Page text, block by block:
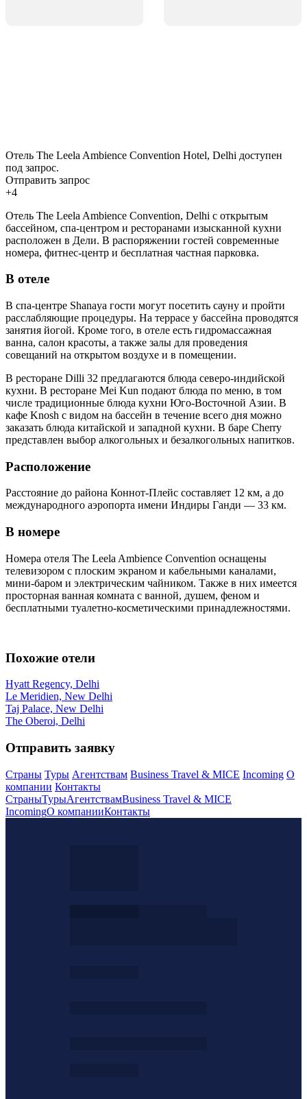
Отель The Leela Ambience Convention Hotel, Delhi доступен
под запрос.
Отправить запрос
+4
Отель The Leela Ambience Convention, Delhi с открытым
бассейном, спа-центром и ресторанами изысканной кухни
расположен в Дели. В распоряжении гостей современные
номера, фитнес-центр и бесплатная частная парковка.
В отеле
В спа-центре Shanaya гости могут посетить сауну и пройти
расслабляющие процедуры. На террасе у бассейна проводятся
занятия йогой. Кроме того, в отеле есть гидромассажная
ванна, салон красоты, а также залы для проведения
совещаний на открытом воздухе и в помещении.
В ресторане Dilli 32 предлагаются блюда северо-индийской
кухни. В ресторане Mei Kun подают блюда по меню, в том
числе традиционные блюда кухни Юго-Восточной Азии. В
кафе Knosh с видом на бассейн в течение всего дня можно
заказать блюда китайской и западной кухни. В баре Cherry
представлен выбор алкогольных и безалкогольных напитков.
Расположение
Расстояние до района Коннот-Плейс составляет 12 км, а до
международного аэропорта имени Индиры Ганди — 33 км.
В номере
Номера отеля The Leela Ambience Convention оснащены
телевизором с плоским экраном и кабельными каналами,
мини-баром и электрическим чайником. Также в них имеется
просторная ванная комната с ванной, душем, феном и
бесплатными туалетно-косметическими принадлежностями.
Похожие отели
Hyatt Regency, Delhi
Le Meridien, New Delhi
Taj Palace, New Delhi
The Oberoi, Delhi
Отправить заявку
Страны Туры Агентствам Business Travel & MICE Incoming О
компании Контакты
СтраныТурыАгентствамBusiness Travel & MICE
IncomingО компанииКонтакты